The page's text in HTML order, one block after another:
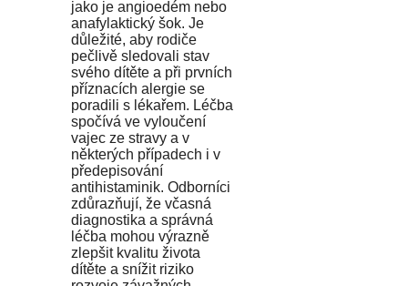
jako je angioedém nebo
anafylaktický šok. Je
důležité, aby rodiče
pečlivě sledovali stav
svého dítěte a při prvních
příznacích alergie se
poradili s lékařem. Léčba
spočívá ve vyloučení
vajec ze stravy a v
některých případech i v
předepisování
antihistaminik. Odborníci
zdůrazňují, že včasná
diagnostika a správná
léčba mohou výrazně
zlepšit kvalitu života
dítěte a snížit riziko